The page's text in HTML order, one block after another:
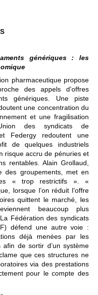
génériques : les
pharmaceutique propose
des appels d’offres
génériques. Une piste
une concentration du
et une fragilisation
des syndicats de
Federgy redoutent une
de quelques industriels
risque accru de pénuries et
rentables. Alain Grollaud,
des groupements, met en
« trop restrictifs ». «
lorsque l’on réduit l’offre
quittent le marché, les
beaucoup plus
Fédération des syndicats
défend une autre voie :
déjà menées par les
de sortir d’un système
que ces structures ne
via des prestations
pour le compte des